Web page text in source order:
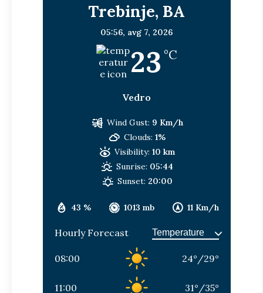
Trebinje, BA
05:56, avg 7, 2026
23 °C
Vedro
43 % 1013 mb 11 Km/h
Wind Gust: 9 Km/h
Clouds: 1%
Visibility: 10 km
Sunrise: 05:44
Sunset: 20:00
Hourly Forecast
08:00 24° /29°
11:00 31° /35°